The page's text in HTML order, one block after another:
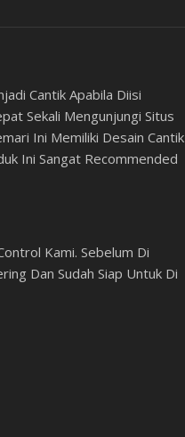
Cantik Apabila Diisi
Sekali Mengunjungi Situs
Ini Memiliki Desain Cantik
Ini Sangat Recommended
Kami. Sebelum Di
Dan Sudah Siap Untuk Di